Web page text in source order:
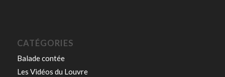
CATÉGORIES
Balade contée
Les Vidéos du Louvre